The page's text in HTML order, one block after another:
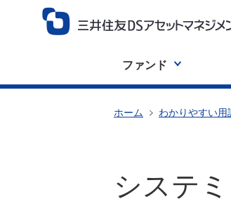
ファンド
ホーム わかりやすい用
システ